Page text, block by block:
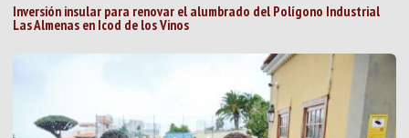
Inversión insular para renovar el alumbrado del Polígono Industrial
Las Almenas en Icod de los Vinos